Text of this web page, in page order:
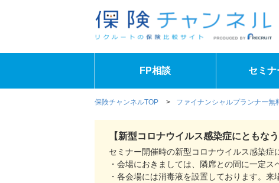
FP相談 セミナ
保険チャンネルTOP > ファイナンシャルプランナー無
【新型コロナウイルス感染症にともな
セミナー開催時の新型コロナウイルス感染症
・会場におきましては、隣席との間に一定ス
・各会場には消毒液を設置しております。来